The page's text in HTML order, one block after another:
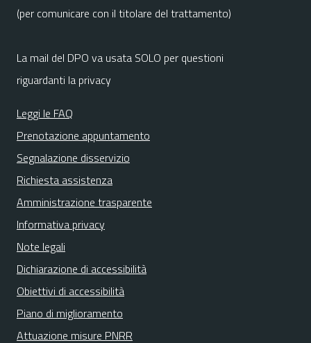
(per comunicare con il titolare del trattamento)
La mail del DPO va usata SOLO per questioni
riguardanti la privacy
Leggi le FAQ
Prenotazione appuntamento
Segnalazione disservizio
Richiesta assistenza
Amministrazione trasparente
Informativa privacy
Note legali
Dichiarazione di accessibilità
Obiettivi di accessibilità
Piano di miglioramento
Attuazione misure PNRR